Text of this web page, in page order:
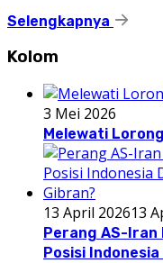
Selengkapnya
Kolom
3 Mei 2026
Melewati
13 April 202613
Perang AS-Iran
Posisi Indonesia